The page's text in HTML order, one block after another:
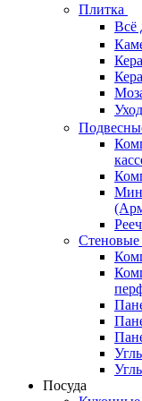
Плитка
Всё
Стеновые
Посуда